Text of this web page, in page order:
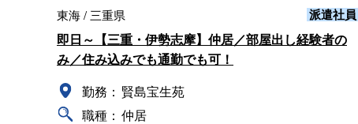
東海 / 三重県 派遣社員
即日～【三重・伊勢志摩】仲居／部屋出し経験者の
み／住み込みでも通勤でも可！
勤務： 賢島宝生苑
職種： 仲居